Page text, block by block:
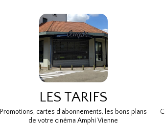
LES TARIFS
Promotions, cartes d'abonnements, les bons plans
de votre cinéma Amphi Vienne